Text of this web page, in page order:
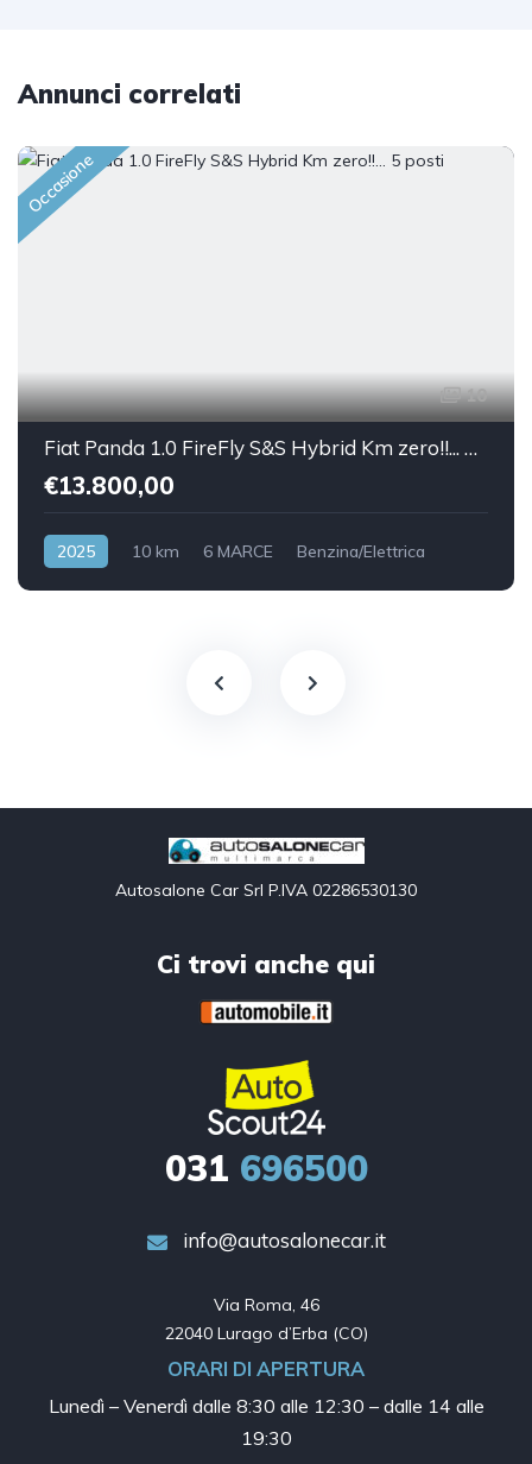
Annunci correlati
Occasione
10
Fiat Panda 1.0 FireFly S&S Hybrid Km zero!!... 5 posti
€13.800,00
2025 10 km 6 MARCE
Benzina/Elettrica
Autosalone Car Srl P.IVA 02286530130
Ci trovi anche qui
031 696500
info@autosalonecar.it
Via Roma, 46
22040 Lurago d’Erba (CO)
ORARI DI APERTURA
Lunedì – Venerdì dalle 8:30 alle 12:30 – dalle 14 alle
19:30